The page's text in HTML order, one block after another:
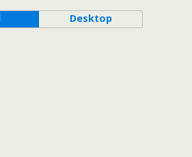
Desktop